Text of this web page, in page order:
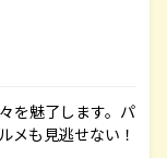
を魅了します。パ
メも見逃せない！